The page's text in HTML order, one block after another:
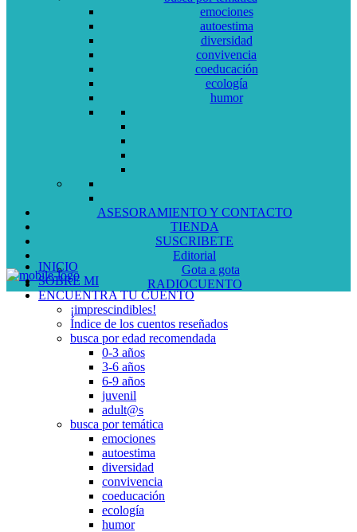
emociones
autoestima
diversidad
convivencia
coeducación
ecología
humor
ASESORAMIENTO Y CONTACTO
TIENDA
SUSCRIBETE
Editorial
Gota a gota
RADIOCUENTO
INICIO
SOBRE MI
ENCUENTRA TU CUENTO
¡imprescindibles!
Índice de los cuentos reseñados
busca por edad recomendada
0-3 años
3-6 años
6-9 años
juvenil
adult@s
busca por temática
emociones
autoestima
diversidad
convivencia
coeducación
ecología
humor